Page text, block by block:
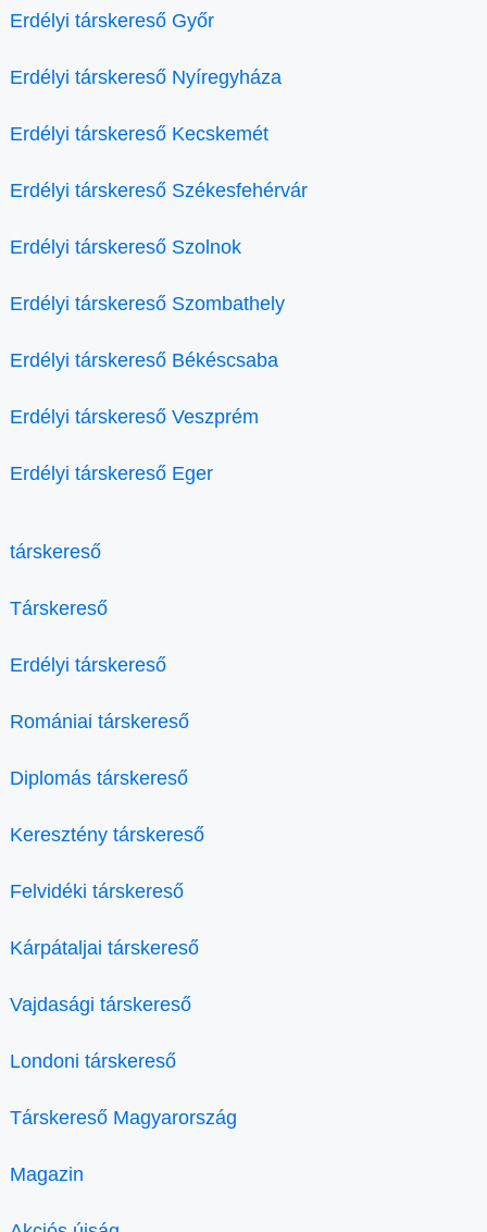
Erdélyi társkereső Győr
Erdélyi társkereső Nyíregyháza
Erdélyi társkereső Kecskemét
Erdélyi társkereső Székesfehérvár
Erdélyi társkereső Szolnok
Erdélyi társkereső Szombathely
Erdélyi társkereső Békéscsaba
Erdélyi társkereső Veszprém
Erdélyi társkereső Eger
társkereső
Társkereső
Erdélyi társkereső
Romániai társkereső
Diplomás társkereső
Keresztény társkereső
Felvidéki társkereső
Kárpátaljai társkereső
Vajdasági társkereső
Londoni társkereső
Társkereső Magyarország
Magazin